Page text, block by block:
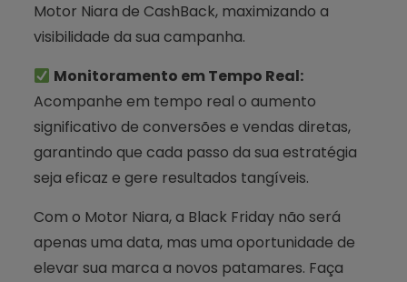
Motor Niara de CashBack, maximizando a
visibilidade da sua campanha.
Monitoramento em Tempo Real:
Acompanhe em tempo real o aumento
significativo de conversões e vendas diretas,
garantindo que cada passo da sua estratégia
seja eficaz e gere resultados tangíveis.
Com o Motor Niara, a Black Friday não será
apenas uma data, mas uma oportunidade de
elevar sua marca a novos patamares. Faça